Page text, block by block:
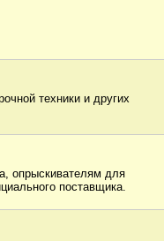
техники и других
опрыскивателям для
поставщика.